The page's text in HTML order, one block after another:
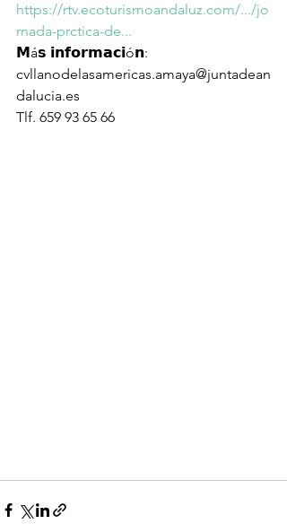
https://rtv.ecoturismoandaluz.com/.../jo
rnada-prctica-de...
𝗠á𝘀 𝗶𝗻𝗳𝗼𝗿𝗺𝗮𝗰𝗶ó𝗻:
cvllanodelasamericas.amaya@juntadean
dalucia.es
Tlf. 659 93 65 66